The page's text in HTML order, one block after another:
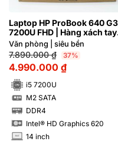
Laptop HP ProBook 640
7200U FHD | Hàng xách tay
95%
Văn phòng | siêu bền
7.890.000₫ 37%
4.990.000 ₫
i5 7200U
SSD M2 SATA
DDR4
Intel® HD Graphics 620
INCH 14 inch